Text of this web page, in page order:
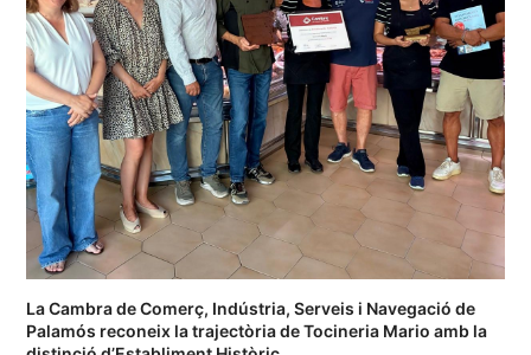
La Cambra de Comerç, Indústria, Serveis i Navegació de
Palamós reconeix la trajectòria de Tocineria Mario amb la